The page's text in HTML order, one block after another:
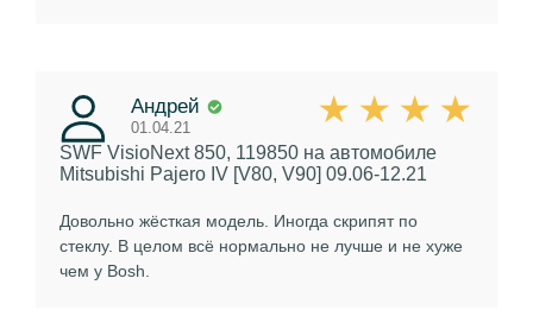
Андрей
01.04.21
SWF VisioNext 850, 119850 на автомобиле
Mitsubishi Pajero IV [V80, V90] 09.06-12.21
Довольно жёсткая модель. Иногда скрипят по
стеклу. В целом всё нормально не лучше и не хуже
чем у Bosh.